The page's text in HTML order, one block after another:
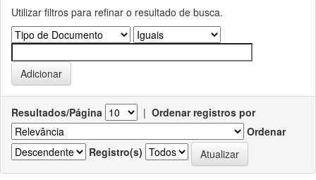
Utilizar filtros para refinar o resultado de busca.
Resultados/Página | Ordenar registros por
Ordenar
Registro(s)